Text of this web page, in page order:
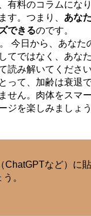
有料のコラムにな
す。つまり、 あな
できるのです。
今日から、あなた
てではなく、あな
読み解いてください
って、加齢は衰退
せん。肉体をスマ
ジを楽しみましょう
など）に
。